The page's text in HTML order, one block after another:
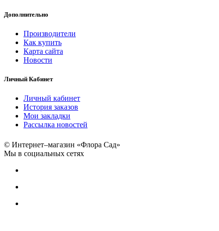
Дополнительно
Производители
Как купить
Карта сайта
Новости
Личный Кабинет
Личный кабинет
История заказов
Мои закладки
Рассылка новостей
© Интернет–магазин «Флора Сад»
Мы в социальных сетях